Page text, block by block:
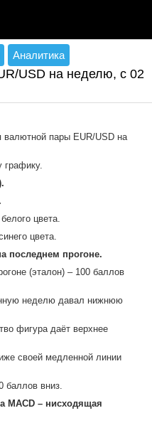
Аналитика
USD на неделю, с 02
валютной пары EUR/USD на
графику.
цвета.
цвета.
последнем прогоне.
(эталон) – 100 баллов
неделю давал нижнюю
фигура даёт верхнее
своей медленной линии
баллов вниз.
МАСD – нисходящая